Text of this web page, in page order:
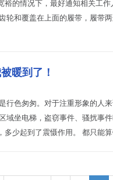
情况下，最好通知相关工作
和覆盖在上面的履带，履
暖到了！
行色匆匆。对于注重形象的人
域坐电梯，盗窃事件、骚扰事
多少起到了震慑作用。 都只能